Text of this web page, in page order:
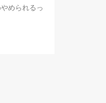
められるっ